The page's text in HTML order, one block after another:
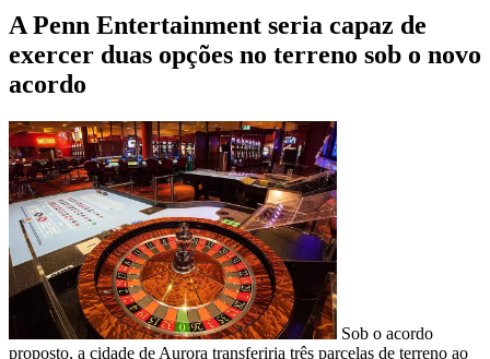
A Penn Entertainment seria capaz de
exercer duas opções no terreno sob o novo
acordo
Sob o acordo
proposto, a cidade de Aurora transferiria três parcelas de terreno ao